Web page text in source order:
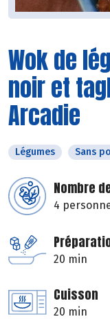
Wok de
noir et
Arcadie
Légumes Sans
Nombre
4
20 min
Cuisson
20 min